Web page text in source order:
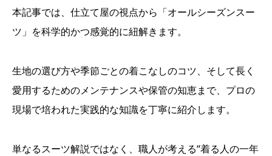
本記事では、仕立て屋の視点から「オールシーズンスー
ツ」を科学的かつ感覚的に紐解きます。
生地の選び方や季節ごとの着こなしのコツ、そして長く
愛用するためのメンテナンスや保管の知恵まで、プロの
現場で培われた実践的な知識を丁寧に紹介します。
単なるスーツ解説ではなく、職人が考える“着る人の一年